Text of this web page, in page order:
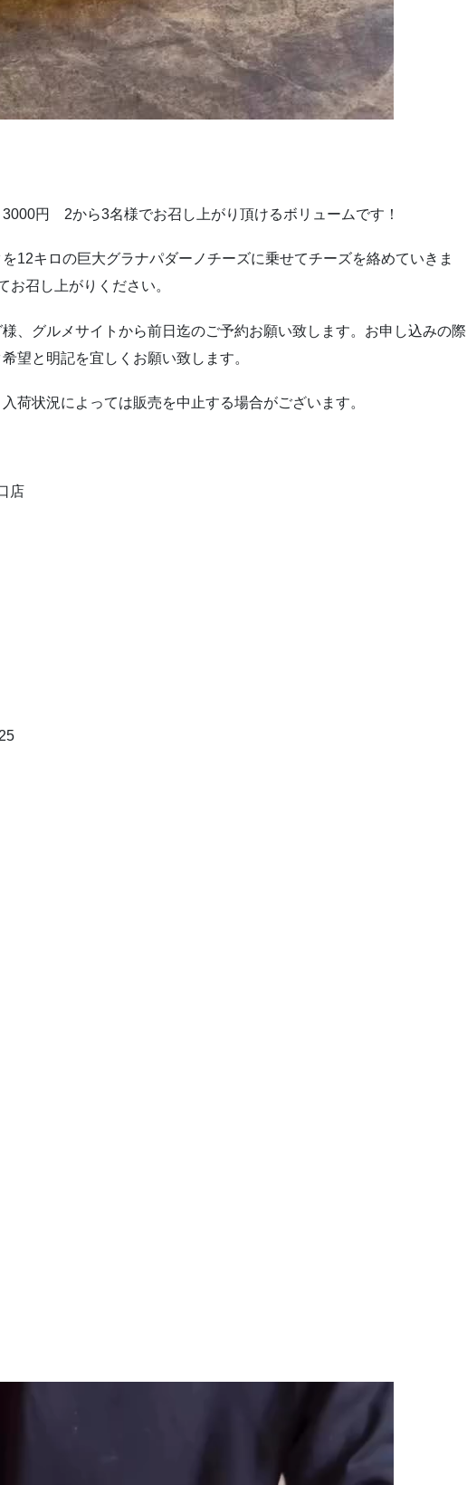
円 2から3名様でお召し上がり頂けるボリュームです！
12キロの巨大グラナパダーノチーズに乗せてチーズを絡めていきま
お召し上がりください。
、グルメサイトから前日迄のご予約お願い致します。お申し込みの際
望と明記を宜しくお願い致します。
荷状況によっては販売を中止する場合がございます。
店